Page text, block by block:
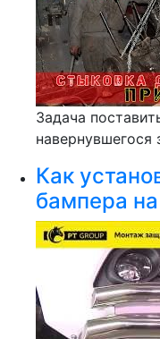
Задача
навернувшегося
Как
бампера